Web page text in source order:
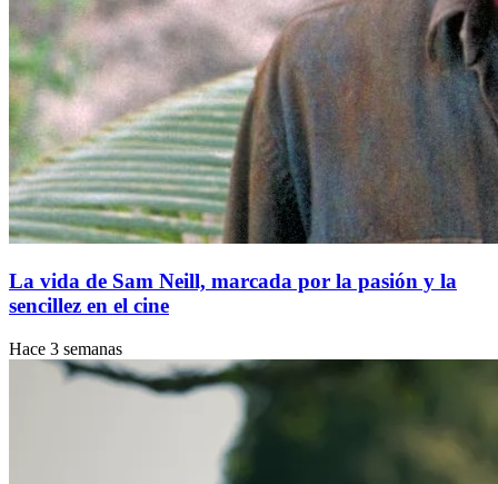
La vida de Sam Neill, marcada por la pasión y la
sencillez en el cine
Hace 3 semanas